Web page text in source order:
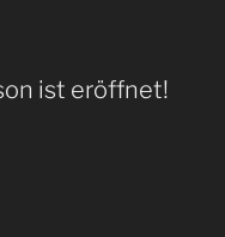
ist eröffnet!